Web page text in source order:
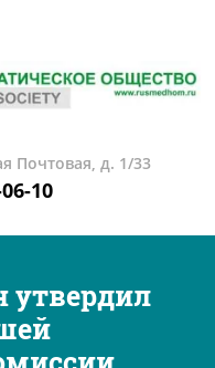
Почтовая, д. 1/33
10